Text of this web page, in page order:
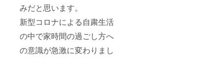
みだと思います。
新型コロナによる自粛生活
の中で家時間の過ごし方へ
の意識が急激に変わりまし